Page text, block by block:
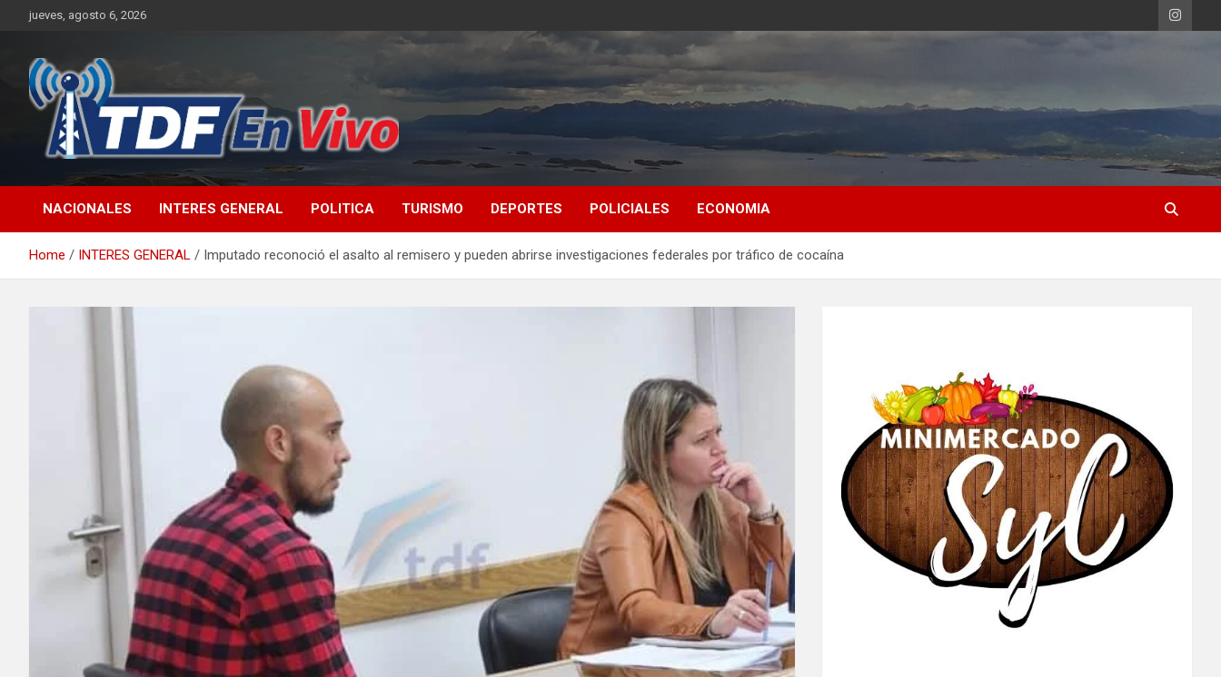
jueves, agosto 6, 2026
NACIONALES INTERES GENERAL POLITICA TURISMO DEPORTES POLICIALES ECONOMIA
Home INTERES GENERAL Imputado reconoció el asalto al remisero y pueden abrirse investigaciones federales por tráfico de cocaína